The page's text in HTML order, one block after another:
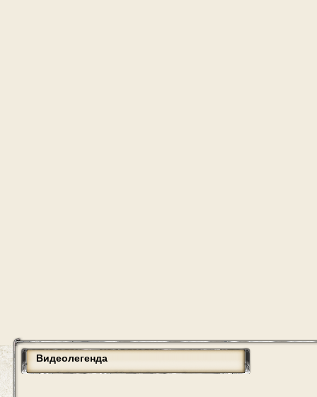
Видеолегенда